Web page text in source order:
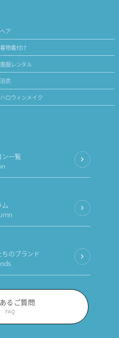
ヘア
着物着付け
喪服レンタル
浴衣
ハロウィンメイク
ン一覧
ム
のブランド
るご質問
FAQ